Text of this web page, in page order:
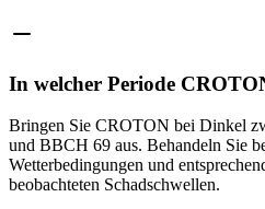
In welcher Periode
Bringen Sie CROTON bei Dinkel
und BBCH 69 aus. Behandeln Sie
Wetterbedingungen und
beobachteten Schadschwellen.